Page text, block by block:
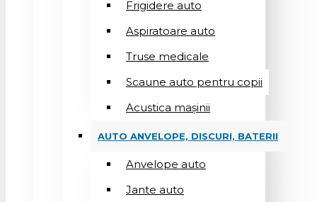
Frigidere auto
Aspiratoare auto
Truse medicale
Scaune auto pentru copii
Acustica mașinii
AUTO ANVELOPE, DISCURI, BATERII
Anvelope auto
Jante auto